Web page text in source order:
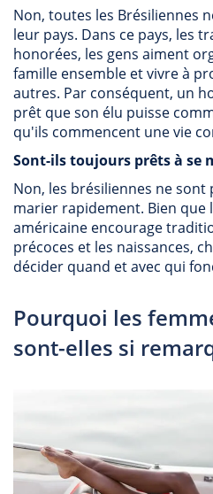
Non, toutes les Brésiliennes
leur pays. Dans ce pays, les
honorées, les gens aiment
famille ensemble et vivre à
autres. Par conséquent, un
prêt que son élu puisse
qu'ils commencent une vie
Sont-ils toujours prêts à se
Non, les brésiliennes ne
marier rapidement. Bien que
américaine encourage
précoces et les naissances,
décider quand et avec qui
Pourquoi les
sont-elles si